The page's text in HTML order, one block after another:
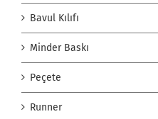
Bavul Kılıfı
Minder Baskı
Peçete
Runner